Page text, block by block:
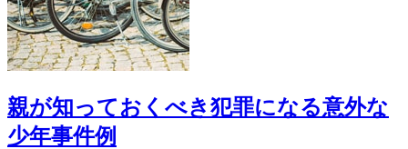
親が知っておくべき犯罪になる意外な
少年事件例